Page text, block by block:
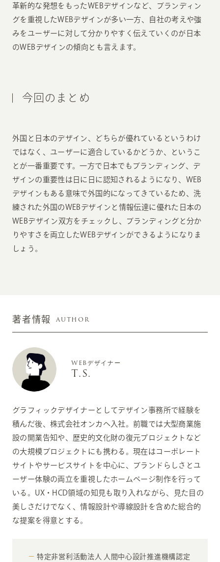
革新的な発想をもったWEBデザインなど、ブランディン
グを重視したWEBデザインが多い一方、自社の考えや強
みをユーザーに対して分かりやすく伝えていくのが日本
のWEBデザインの傾向とも言えます。
今回のまとめ
外国と日本のデザイン、どちらが優れているというわけ
ではなく、ユーザーに適合しているかどうか、というこ
とが一番重要です。一方で日本でもブランディング、デ
ザインの重要性は日に日に認知されるようになり、WEB
デザインもある意味で外国的になってきているため、洗
練された外国のWEBデザインと情報伝達に優れた日本の
WEBデザイン双方をチェックし、ブランディングと分か
りやすさを両立したWEBデザインができるようになりま
しょう。
著者情報 AUTHOR
WEBデザイナー
T.S.
グラフィックデザイナーとしてデザイン事務所で経験を
積んだ後、株式会社オンカへ入社。前職では大型商業施
設の開業告知や、歴史的文化財の復元プロジェクトなど
の大規模プロジェクトにも携わる。現在はコーポレート
サイトやサービスサイトを中心に、ブランドらしさとユ
ーザー体験の両立を重視したホームページ制作を行って
いる。UX・HCD領域の知見も取り入れながら、見た目の
美しさだけでなく、情報設計や導線設計を含めた総合的
な提案を得意とする。
特定非営利活動法人 人間中心設計推進機構認定